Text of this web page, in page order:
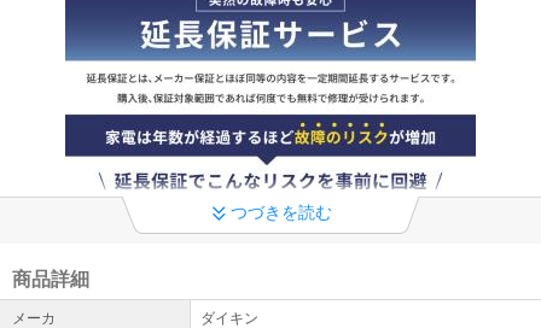
ますのでご安心ください。
つづきを読む
商品詳細
メーカ ダイキン